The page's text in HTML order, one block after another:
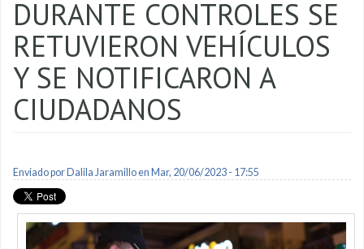
DURANTE CONTROLES SE
RETUVIERON VEHÍCULOS
Y SE NOTIFICARON A
CIUDADANOS
Enviado por Dalila Jaramilloen Mar, 20/06/2023 - 17:55